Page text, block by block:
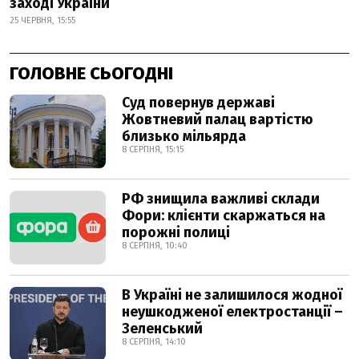
25 ЧЕРВНЯ, 15:55
ГОЛОВНЕ СЬОГОДНІ
Суд повернув державі
Жовтневий палац вартістю
близько мільярда
8 СЕРПНЯ, 15:15
РФ знищила важливі склади
Фори: клієнти скаржаться на
порожні полиці
8 СЕРПНЯ, 10:40
В Україні не залишилося жодної
неушкодженої електростанції –
Зеленський
8 СЕРПНЯ, 14:10